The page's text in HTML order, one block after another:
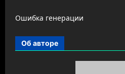
Ошибка генерации
Об авторе